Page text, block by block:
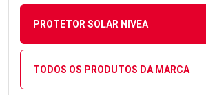
PROTETOR SOLAR NIVEA
TODOS OS PRODUTOS DA MARCA